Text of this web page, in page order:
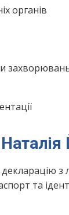
органів
декларацію
та